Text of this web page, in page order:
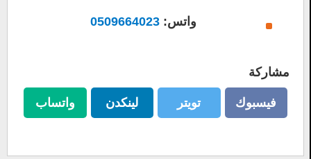
واتس:0509664023
مشاركة
فيسبوك
فيسبوك
تويتر
تويتر
لينكدن
لينكدن
واتساب
واتساب